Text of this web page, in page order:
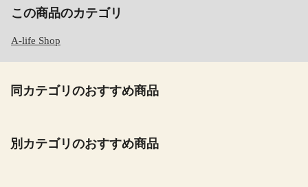
この商品のカテゴリ
A-life Shop
同カテゴリのおすすめ商品
別カテゴリのおすすめ商品